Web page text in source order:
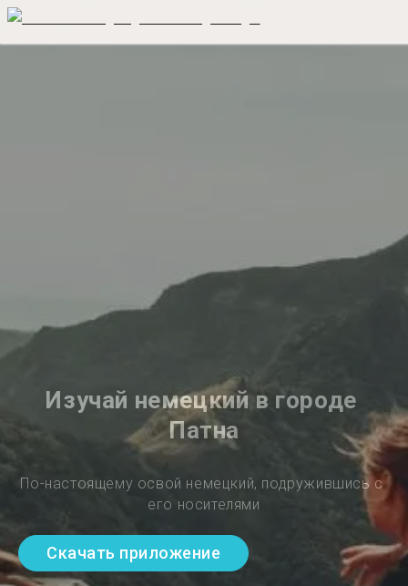
Изучай немецкий в городе
Патна
По-настоящему освой немецкий, подружившись с
его носителями
Скачать приложение